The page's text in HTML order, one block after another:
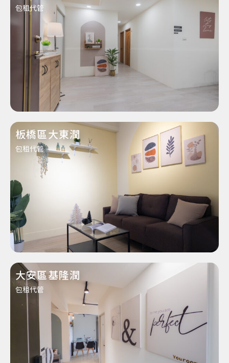
包租代管
板橋區大東潤
包租代管
大安區基隆潤
包租代管